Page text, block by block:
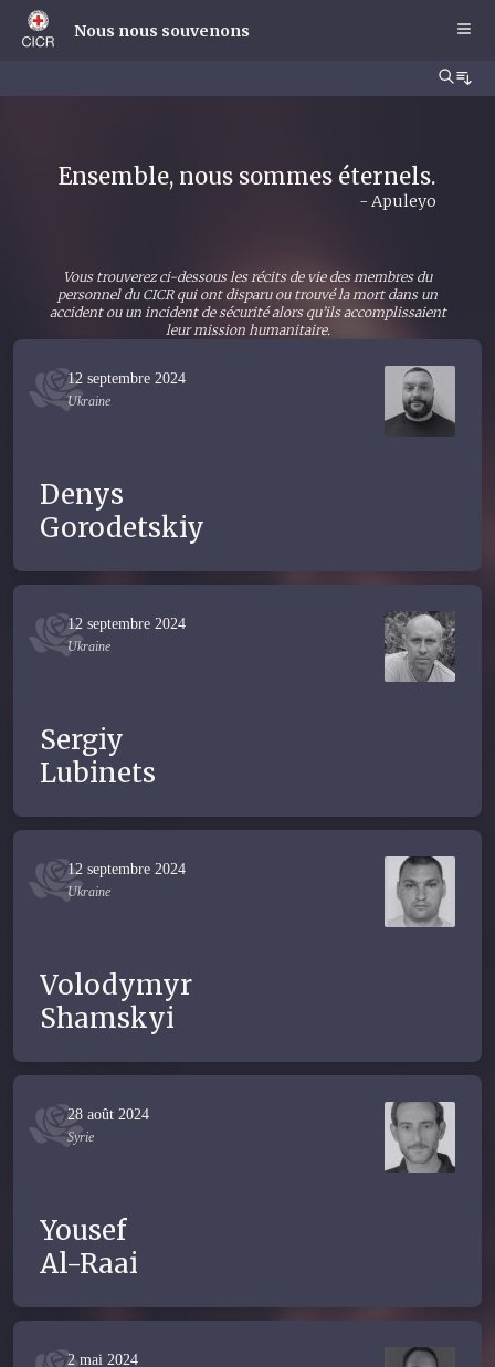
Skip
main
Nous nous souvenons
Ensemble, nous sommes éternels.
- Apuleyo
Vous trouverez ci-dessous les récits de vie des membres du
personnel du CICR qui ont disparu ou trouvé la mort dans un
accident ou un incident de sécurité alors qu’ils accomplissaient
leur mission humanitaire.
12 septembre 2024
Ukraine
Denys
Gorodetskiy
12 septembre 2024
Ukraine
Sergiy
Lubinets
12 septembre 2024
Ukraine
Volodymyr
Shamskyi
28 août 2024
Syrie
Yousef
Al-Raai
2 mai 2024